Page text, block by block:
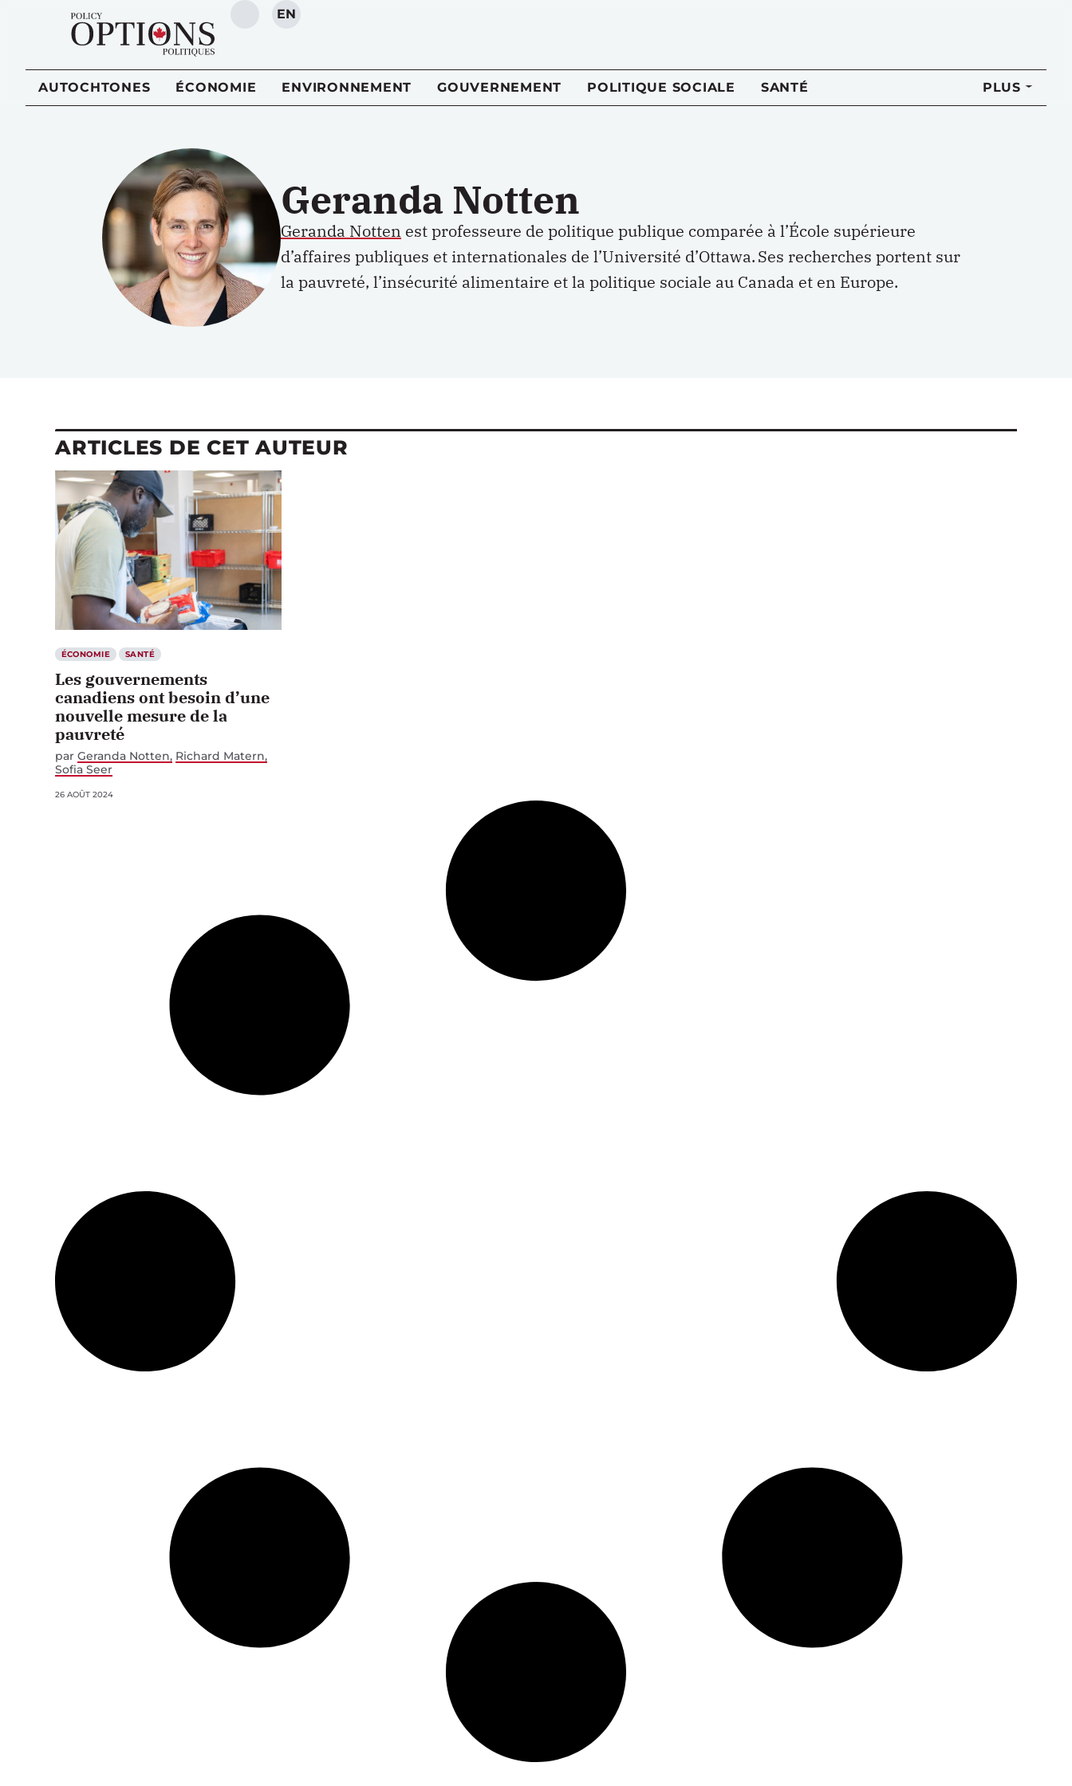
RECHERCHE
EN
AUTOCHTONES ÉCONOMIE ENVIRONNEMENT GOUVERNEMENT POLITIQUE SOCIALE SANTÉ PLUS
Geranda Notten
Geranda Notten estprofesseure de politique publique comparée à l’École supérieure
d’affaires publiques et internationales de l’Université d’Ottawa.Ses recherches portent sur
la pauvreté, l’insécurité alimentaire et la politique sociale au Canada et en Europe.
ARTICLES DE CET AUTEUR
ÉCONOMIE SANTÉ
Les gouvernements
canadiens ont besoin d’une
nouvelle mesure de la
pauvreté
par Geranda Notten Richard Matern
Sofia Seer
26 AOÛT 2024